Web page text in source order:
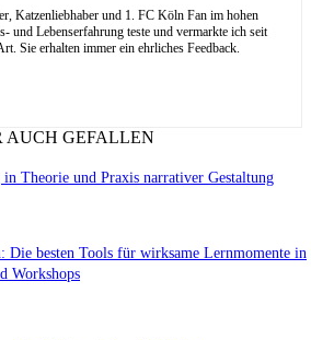
Katzenliebhaber und 1. FC Köln Fan im hohen
und Lebenserfahrung teste und vermarkte ich seit
Sie erhalten immer ein ehrliches Feedback.
AUCH GEFALLEN
Theorie und Praxis narrativer Gestaltung
Die besten Tools für wirksame Lernmomente in
Workshops